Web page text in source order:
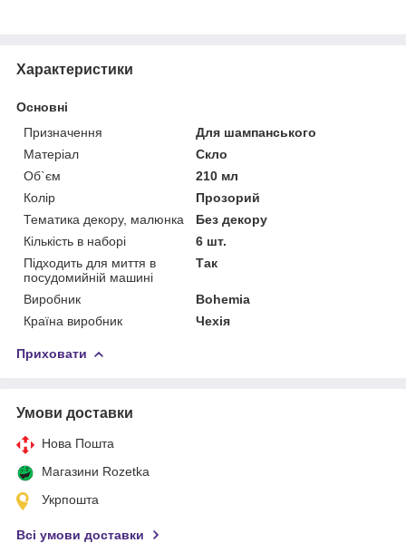
Характеристики
Основні
Призначення
Для шампанського
Матеріал
Скло
Об`єм
210 мл
Колір
Прозорий
Тематика декору, малюнка
Без декору
Кількість в наборі
6 шт.
Підходить для миття в
посудомийній машині
Так
Виробник
Bohemia
Країна виробник
Чехія
Приховати
Умови доставки
Нова Пошта
Магазини Rozetka
Укрпошта
Всі умови доставки